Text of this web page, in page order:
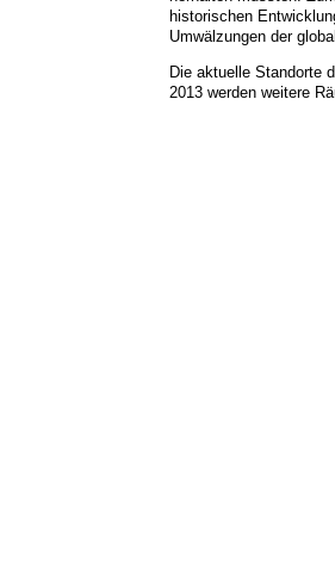
historischen
Umwälzungen der
Die aktuelle Standorte
2013 werden weitere